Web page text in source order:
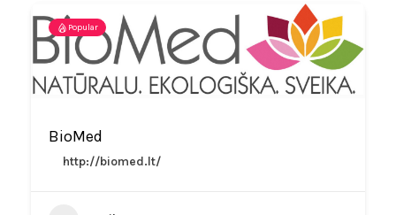
Popular
BioMed
http://biomed.lt/